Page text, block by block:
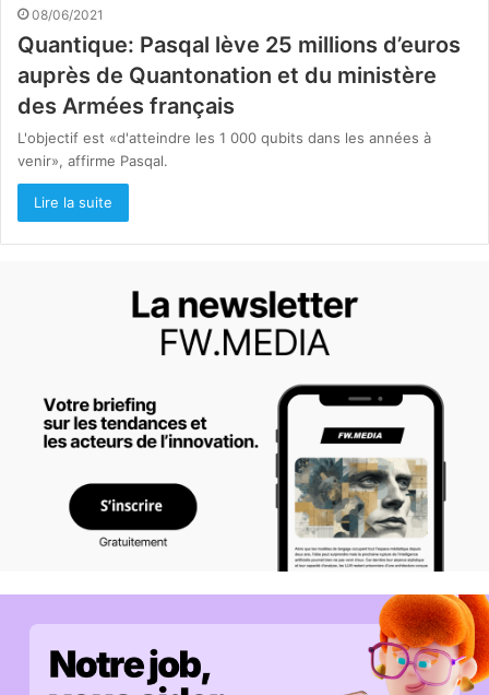
08/06/2021
Quantique: Pasqal lève 25 millions d’euros
auprès de Quantonation et du ministère
des Armées français
L'objectif est «d'atteindre les 1 000 qubits dans les années à
venir», affirme Pasqal.
Lire la suite